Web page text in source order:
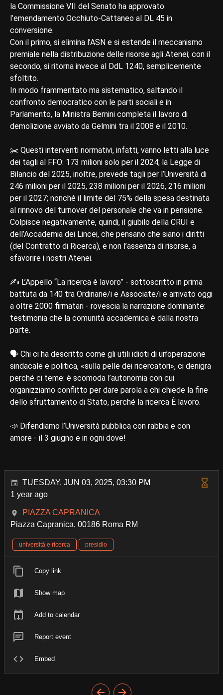
la Commissione VII del Senato ha approvato
l’emendamento Occhiuto-Cattaneo al DL 45 in
conversione.
Con il primo, si elimina l’ASN e si estende il meccanismo
premiale nella distribuzione delle risorse agli Atenei; con il
secondo, si ritorna invece al DdL 1240, semplicemente
sfoltito.
In modo frammentato ma sistematico, saltando il
confronto democratico con le parti sociali e in
Parlamento, la Ministra Bernini completa il lavoro di
demolizione avviato da Gelmini tra il 2008 e il 2010.
✂️ Questi interventi normativi, infatti, vanno letti alla luce
dei tagli al FFO: 173 milioni solo per il 2024; la Legge di
Bilancio del 2025, inoltre, prevede tagli per l’Università di
246 milioni per il 2025, 238 milioni per il 2026, 216 milioni
per il 2027; nonché il limite del 75% della spesa destinata
al rinnovo del turnover del personale che va in pensione.
Colpisce negativamente, quindi, il giubilo della CRUI e
dell’Accademia dei Lincei, che pensano che siano i diritti
(del Contratto di Ricerca), e non l’assenza di risorse, a
sfavorire i nostri Atenei.
✍️ L’Appello “La ricerca è lavoro” - sottoscritto in prima
battuta da 140 tra Ordinarie/i e Associate/i e arrivato oggi
a oltre 2000 firmatari - rovescia la narrazione dominante:
testimonia che la comunità accademica è dalla nostra
parte.
🗣️ Chi ci ha descritto come gli utili idioti di un’operazione
sindacale e politica, «sulla pelle dei ricercatori», ci denigra
perché ci teme: è scomoda l’autonomia con cui
organizziamo conflitto per dare parola a chi chiede la fine
dello sfruttamento di Stato, perché la ricerca È lavoro.
📣 Difendiamo l’Università pubblica con rabbia e con
amore - il 3 giugno e in ogni dove!
TUESDAY, JUN 03, 2025, 03:30 PM
1 year ago
PIAZZA CAPRANICA
Piazza Capranica, 00186 Roma RM
università e ricerca presidio
Copy link
Show map
Add to calendar
Report event
Embed